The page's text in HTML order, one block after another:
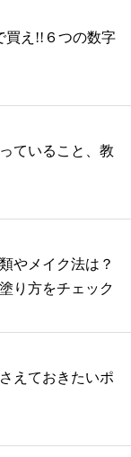
買え!!６つの数字
ていること、教
やメイク法は？
り方をチェック
えておきたいポ